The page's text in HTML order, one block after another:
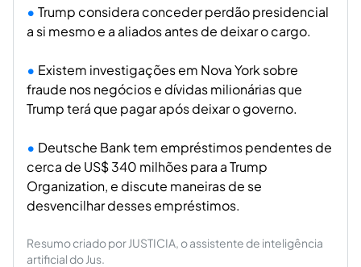
Trump considera conceder perdão presidencial
a si mesmo e a aliados antes de deixar o cargo.
Existem investigações em Nova York sobre
fraude nos negócios e dívidas milionárias que
Trump terá que pagar após deixar o governo.
Deutsche Bank tem empréstimos pendentes de
cerca de US$ 340 milhões para a Trump
Organization, e discute maneiras de se
desvencilhar desses empréstimos.
Resumo criado por JUSTICIA, o assistente de inteligência
artificial do Jus.